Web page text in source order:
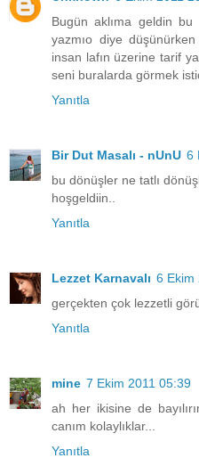
Bugün aklıma geldin
yazmıo diye
insan lafın üzerine tarif
seni buralarda görmek
Yanıtla
Bir Dut Masalı - nUnU 6
bu dönüşler ne tatlı
hoşgeldiin..
Yanıtla
Lezzet Karnavalı 6 Ekim
gerçekten çok lezzetli
Yanıtla
mine 7 Ekim 2011 05:39
ah her ikisine de
canım kolaylıklar...
Yanıtla